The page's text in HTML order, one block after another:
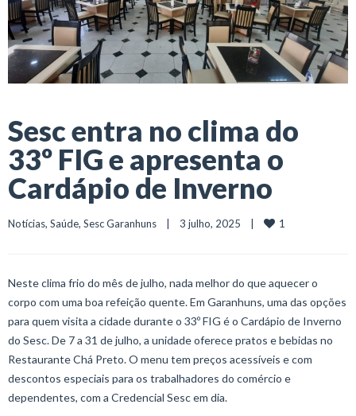
Sesc entra no clima do
33º FIG e apresenta o
Cardápio de Inverno
Notícias, Saúde, Sesc Garanhuns
    |    3 julho, 2025    |
1
Neste clima frio do mês de julho, nada melhor do que aquecer o
corpo com uma boa refeição quente. Em Garanhuns, uma das opções
para quem visita a cidade durante o 33º FIG é o Cardápio de Inverno
do Sesc. De 7 a 31 de julho, a unidade oferece pratos e bebidas no
Restaurante Chá Preto. O menu tem preços acessíveis e com
descontos especiais para os trabalhadores do comércio e
dependentes, com a Credencial Sesc em dia.